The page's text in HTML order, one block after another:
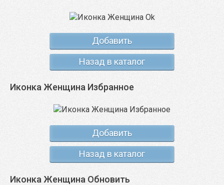
Добавить
Назад в каталог
Иконка Женщина Избранное
Добавить
Назад в каталог
Иконка Женщина Обновить